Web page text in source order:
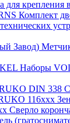
для крепления
Комплект
Завод)
Наборы
DIN 338
116xxx
Сверло